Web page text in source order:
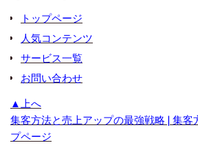
トップページ
人気コンテンツ
サービス一覧
お問い合わせ
▲上へ
集客方法と売上アップの最強戦略 | 集客
プページ